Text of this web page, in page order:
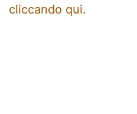
cliccando qui.